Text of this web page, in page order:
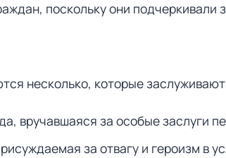
поскольку они подчеркивали
несколько, которые
вручавшаяся за особые заслуги
за отвагу и героизм в